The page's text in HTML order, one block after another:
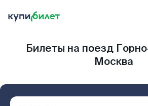
Билеты на поезд
Москва